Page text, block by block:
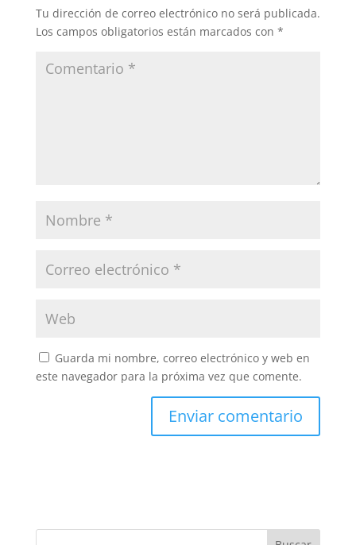
Tu dirección de correo electrónico no será publicada.
Los campos obligatorios están marcados con *
Guarda mi nombre, correo electrónico y web en
este navegador para la próxima vez que comente.